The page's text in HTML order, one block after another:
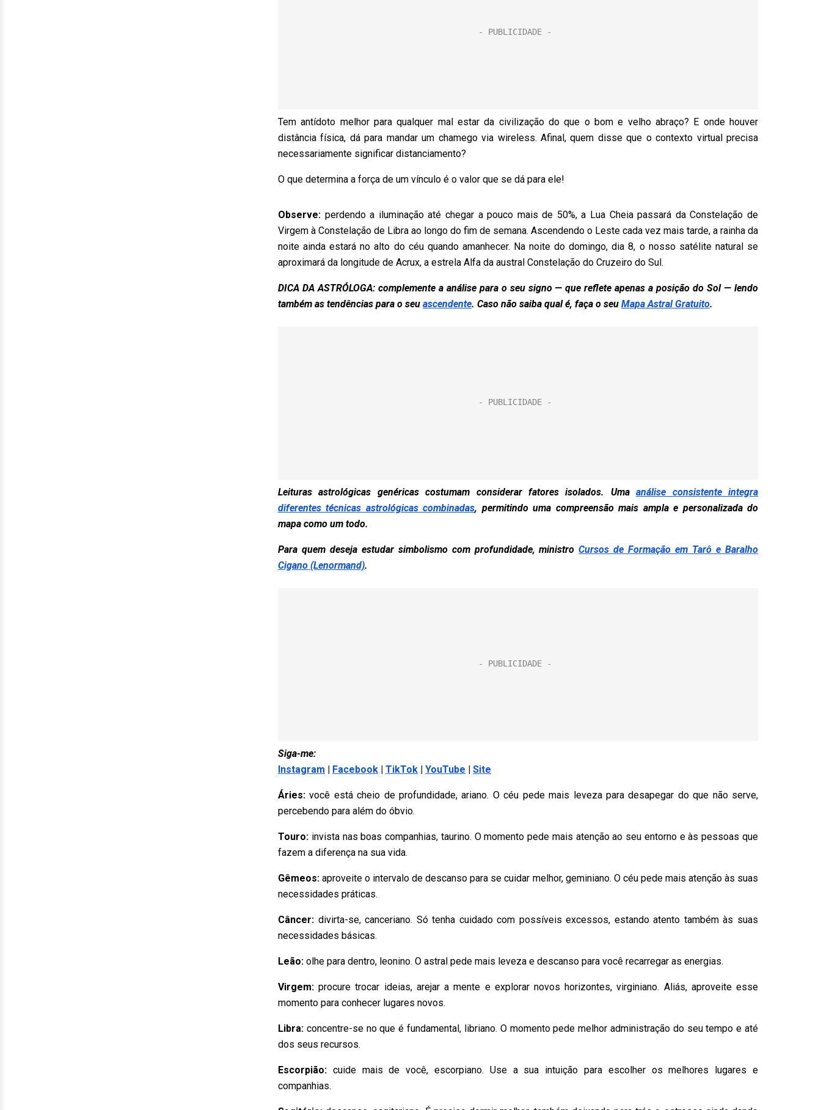
Tem antídoto melhor para qualquer mal estar da civilização do que o bom e velho abraço? E onde houver
distância física, dá para mandar um chamego via wireless. Afinal, quem disse que o contexto virtual precisa
necessariamente significar distanciamento?
O que determina a força de um vínculo é o valor que se dá para ele!
Observe: perdendo a iluminação até chegar a pouco mais de 50%, a Lua Cheia passará da Constelação de
Virgem à Constelação de Libra ao longo do fim de semana. Ascendendo o Leste cada vez mais tarde, a rainha da
noite ainda estará no alto do céu quando amanhecer. Na noite do domingo, dia 8, o nosso satélite natural se
aproximará da longitude de Acrux, a estrela Alfa da austral Constelação do Cruzeiro do Sul.
DICA DA ASTRÓLOGA: complemente a análise para o seu signo — que reflete apenas a posição do Sol — lendo
também as tendências para o seu ascendente. Caso não saiba qual é, faça o seu Mapa Astral Gratuito.
Leituras astrológicas genéricas costumam considerar fatores isolados. Umaanálise consistente integra
diferentes técnicas astrológicas combinadas, permitindo uma compreensão mais ampla e personalizada do
mapa como um todo.
Para quem deseja estudar simbolismo com profundidade, ministroCursos de Formação em Tarô e Baralho
Cigano (Lenormand).
Siga-me:
Instagram | Facebook | TikTok | YouTube | Site
Áries:você está cheio de profundidade, ariano. O céu pede mais leveza para desapegar do que não serve,
percebendo para além do óbvio.
Touro: invista nas boas companhias, taurino. O momento pede mais atenção ao seu entorno e às pessoas que
fazem a diferença na sua vida.
Gêmeos:aproveite o intervalo de descanso para se cuidar melhor, geminiano. O céu pede mais atenção às suas
necessidades práticas.
Câncer: divirta-se, canceriano. Só tenha cuidado com possíveis excessos, estando atento também às suas
necessidades básicas.
Leão: olhe para dentro, leonino. O astral pede mais leveza e descanso para você recarregar as energias.
Virgem:procure trocar ideias, arejar a mente e explorar novos horizontes, virginiano. Aliás, aproveite esse
momento para conhecer lugares novos.
Libra: concentre-se no que é fundamental, libriano. O momento pede melhor administração do seu tempo e até
dos seus recursos.
Escorpião: cuide mais de você, escorpiano. Use a sua intuição para escolher os melhores lugares e
companhias.